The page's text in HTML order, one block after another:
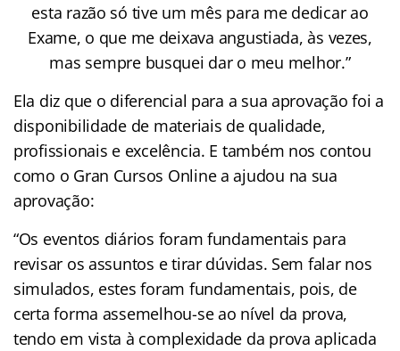
esta razão só tive um mês para me dedicar ao
Exame, o que me deixava angustiada, às vezes,
mas sempre busquei dar o meu melhor.”
Ela diz que o diferencial para a sua aprovação foi a
disponibilidade de materiais de qualidade,
profissionais e excelência. E também nos contou
como o Gran Cursos Online a ajudou na sua
aprovação:
“Os eventos diários foram fundamentais para
revisar os assuntos e tirar dúvidas. Sem falar nos
simulados, estes foram fundamentais, pois, de
certa forma assemelhou-se ao nível da prova,
tendo em vista à complexidade da prova aplicada